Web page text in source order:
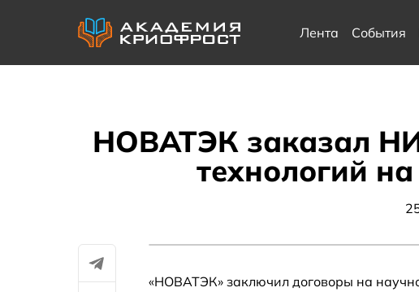
Лента События
НОВАТЭК заказал
технологий
«НОВАТЭК» заключил договоры на